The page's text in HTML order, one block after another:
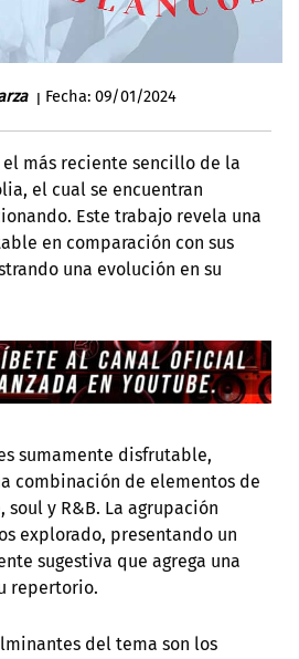
ꞁ Fecha: 09/01/2024
el más reciente sencillo de la
el cual se encuentran
Este trabajo revela una
en comparación con sus
una evolución en su
sumamente disfrutable,
combinación de elementos de
soul y R&B. La agrupación
explorado, presentando un
sugestiva que agrega una
repertorio.
del tema son los